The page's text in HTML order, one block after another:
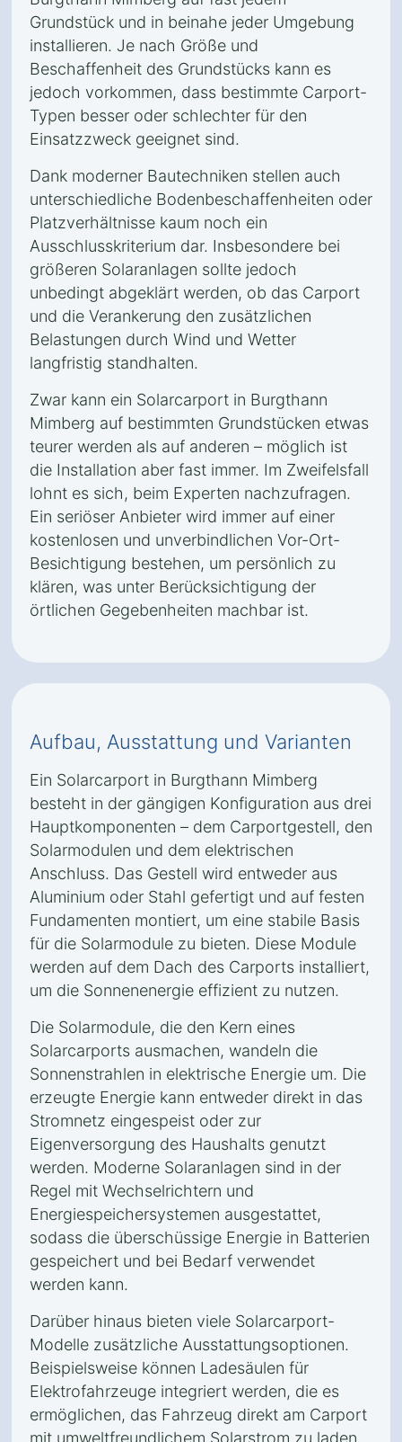
Grundstück und in beinahe jeder Umgebung
installieren. Je nach Größe und
Beschaffenheit des Grundstücks kann es
jedoch vorkommen, dass bestimmte Carport-
Typen besser oder schlechter für den
Einsatzzweck geeignet sind.
Dank moderner Bautechniken stellen auch
unterschiedliche Bodenbeschaffenheiten oder
Platzverhältnisse kaum noch ein
Ausschlusskriterium dar. Insbesondere bei
größeren Solaranlagen sollte jedoch
unbedingt abgeklärt werden, ob das Carport
und die Verankerung den zusätzlichen
Belastungen durch Wind und Wetter
langfristig standhalten.
Zwar kann ein Solarcarport in Burgthann
Mimberg auf bestimmten Grundstücken etwas
teurer werden als auf anderen – möglich ist
die Installation aber fast immer. Im Zweifelsfall
lohnt es sich, beim Experten nachzufragen.
Ein seriöser Anbieter wird immer auf einer
kostenlosen und unverbindlichen Vor-Ort-
Besichtigung bestehen, um persönlich zu
klären, was unter Berücksichtigung der
örtlichen Gegebenheiten machbar ist.
Aufbau, Ausstattung und Varianten
Ein Solarcarport in Burgthann Mimberg
besteht in der gängigen Konfiguration aus drei
Hauptkomponenten – dem Carportgestell, den
Solarmodulen und dem elektrischen
Anschluss. Das Gestell wird entweder aus
Aluminium oder Stahl gefertigt und auf festen
Fundamenten montiert, um eine stabile Basis
für die Solarmodule zu bieten. Diese Module
werden auf dem Dach des Carports installiert,
um die Sonnenenergie effizient zu nutzen.
Die Solarmodule, die den Kern eines
Solarcarports ausmachen, wandeln die
Sonnenstrahlen in elektrische Energie um. Die
erzeugte Energie kann entweder direkt in das
Stromnetz eingespeist oder zur
Eigenversorgung des Haushalts genutzt
werden. Moderne Solaranlagen sind in der
Regel mit Wechselrichtern und
Energiespeichersystemen ausgestattet,
sodass die überschüssige Energie in Batterien
gespeichert und bei Bedarf verwendet
werden kann.
Darüber hinaus bieten viele Solarcarport-
Modelle zusätzliche Ausstattungsoptionen.
Beispielsweise können Ladesäulen für
Elektrofahrzeuge integriert werden, die es
ermöglichen, das Fahrzeug direkt am Carport
mit umweltfreundlichem Solarstrom zu laden.